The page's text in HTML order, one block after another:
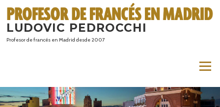
contenido
LUDOVIC PEDROCCHI
Profesor de francés en Madrid desde 2007
Menú